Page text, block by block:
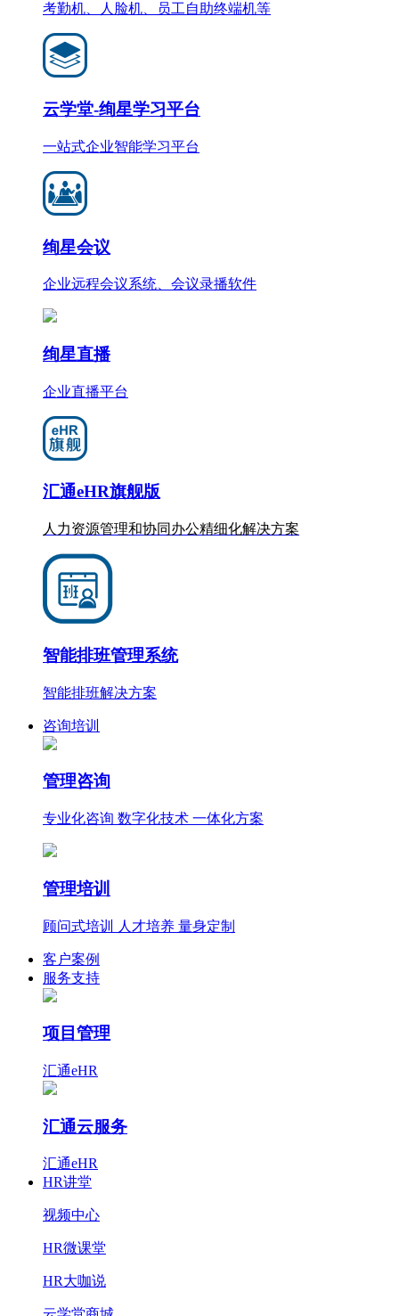
考勤机、人脸机、员工自助终端机等
云学堂-绚星学习平台
一站式企业智能学习平台
绚星会议
企业远程会议系统、会议录播软件
绚星直播
企业直播平台
汇通eHR旗舰版
人力资源管理和协同办公精细化解决方案
智能排班管理系统
智能排班解决方案
咨询培训
管理咨询
专业化咨询 数字化技术 一体化方案
管理培训
顾问式培训 人才培养 量身定制
客户案例
服务支持
项目管理
汇通eHR
汇通云服务
汇通eHR
HR讲堂
视频中心
HR微课堂
HR大咖说